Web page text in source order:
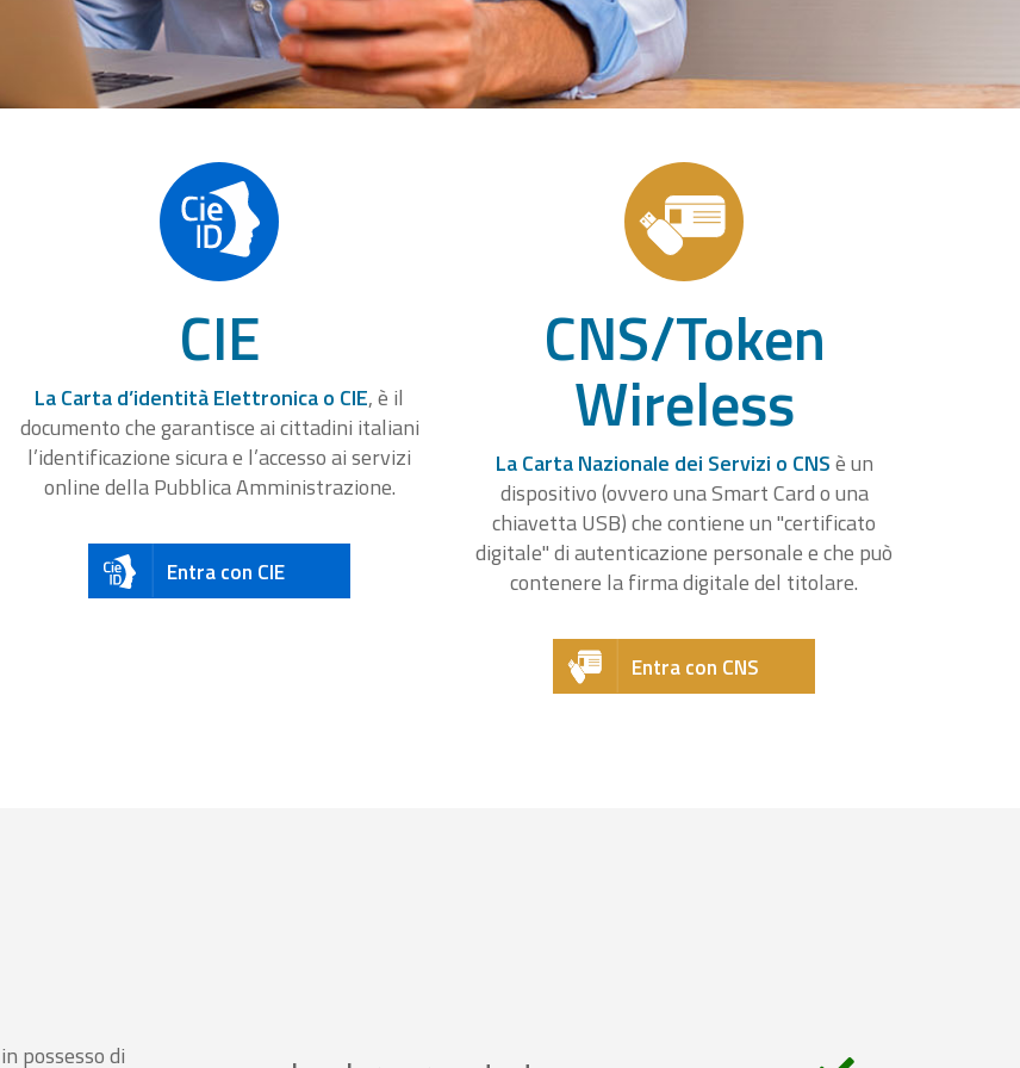
CIE
La Carta d’identità Elettronica o CIE, è il
documento che garantisce ai cittadini italiani
l’identificazione sicura e l’accesso ai servizi
online della Pubblica Amministrazione.
Entra con CIE
CNS/Token
Wireless
La Carta Nazionale dei Servizi o CNSè un
dispositivo (ovvero una Smart Card o una
chiavetta USB) che contiene un "certificato
digitale" di autenticazione personale e che può
contenere la firma digitale del titolare.
Entra con CNS
possesso di